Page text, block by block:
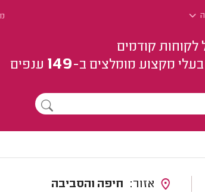
קודמים
בעלי מקצוע מומלצים ב-149 ענפים
חיפה והסביבה